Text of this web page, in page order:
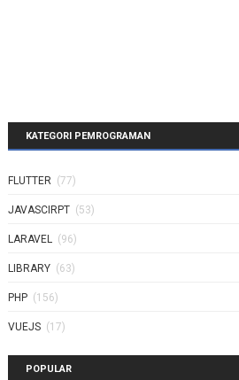
KATEGORI PEMROGRAMAN
FLUTTER (77)
JAVASCIRPT (53)
LARAVEL (96)
LIBRARY (63)
PHP (156)
VUEJS (17)
POPULAR